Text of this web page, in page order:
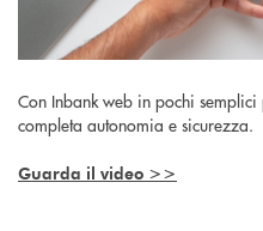
Con Inbank web in pochi
completa autonomia e sicurezza.
Guarda il video >>